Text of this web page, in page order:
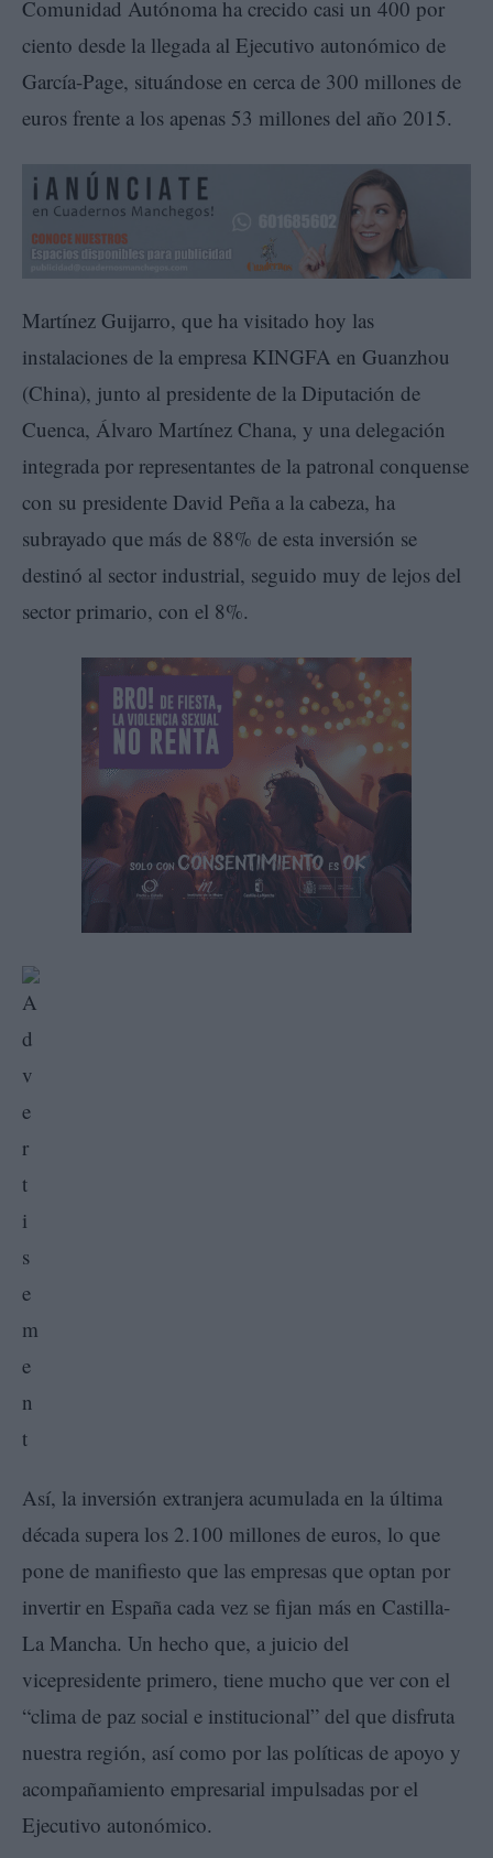
Comunidad Autónoma ha crecido casi un 400 por
ciento desde la llegada al Ejecutivo autonómico de
García-Page, situándose en cerca de 300 millones de
euros frente a los apenas 53 millones del año 2015.
Martínez Guijarro, que ha visitado hoy las
instalaciones de la empresa KINGFA en Guanzhou
(China), junto al presidente de la Diputación de
Cuenca, Álvaro Martínez Chana, y una delegación
integrada por representantes de la patronal conquense
con su presidente David Peña a la cabeza, ha
subrayado que más de 88% de esta inversión se
destinó al sector industrial, seguido muy de lejos del
sector primario, con el 8%.
Así, la inversión extranjera acumulada en la última
década supera los 2.100 millones de euros, lo que
pone de manifiesto que las empresas que optan por
invertir en España cada vez se fijan más en Castilla-
La Mancha. Un hecho que, a juicio del
vicepresidente primero, tiene mucho que ver con el
“clima de paz social e institucional” del que disfruta
nuestra región, así como por las políticas de apoyo y
acompañamiento empresarial impulsadas por el
Ejecutivo autonómico.